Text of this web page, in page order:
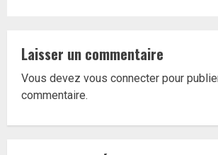
Laisser un commentaire
Vous devez vous connecter pour
commentaire.